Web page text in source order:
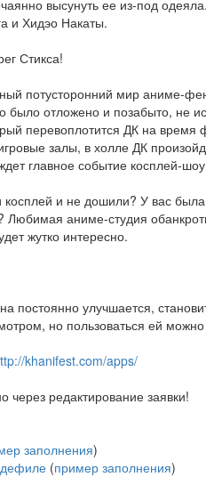
высунуть ее из-под
и Хидэо Накаты.
Стикса!
потусторонний мир аниме-
было отложено и позабыто, не
перевоплотится ДК на время
залы, в холле ДК
главное событие косплей-
и не дошили? У вас
Любимая аниме-студия
жутко интересно.
постоянно улучшается,
но пользоваться ей
khanifest.com/apps/
редактирование заявки!
заполнения)
(пример заполнения)